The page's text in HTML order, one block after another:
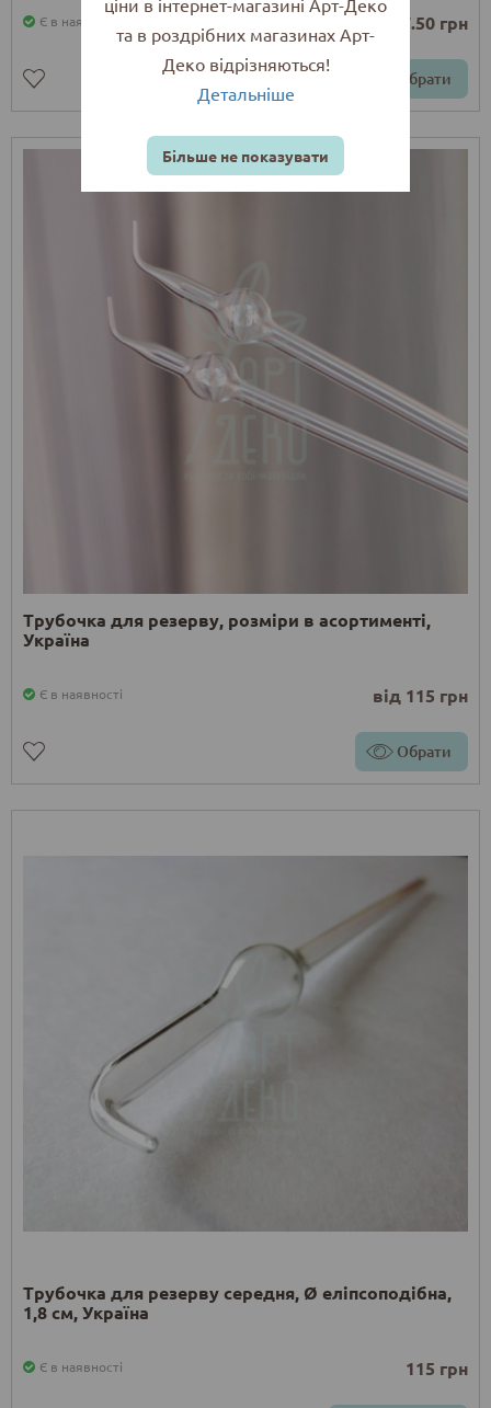
Є в наявності від 87.50 грн
Обрати
Трубочка для резерву, розміри в асортименті,
Україна
Є в наявності від 115 грн
Обрати
Трубочка для резерву середня, Ø еліпсоподібна,
1,8 см, Україна
Є в наявності 115 грн
ціни в інтернет-магазині Арт-Деко
та в роздрібних магазинах Арт-
Деко відрізняються!
Детальніше
Більше не показувати